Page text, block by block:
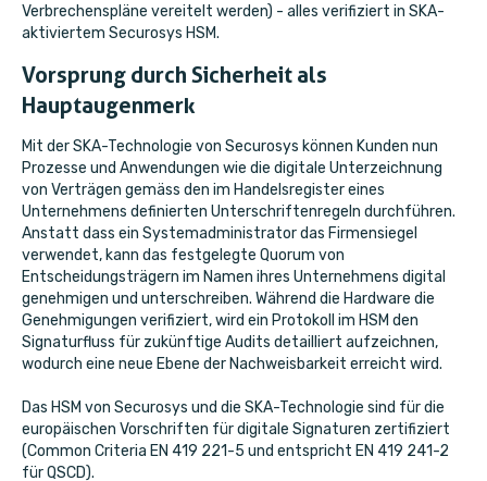
Verbrechenspläne vereitelt werden) - alles verifiziert in SKA-
aktiviertem Securosys HSM.
Vorsprung durch Sicherheit als
Hauptaugenmerk
Mit der SKA-Technologie von Securosys können Kunden nun
Prozesse und Anwendungen wie die digitale Unterzeichnung
von Verträgen gemäss den im Handelsregister eines
Unternehmens definierten Unterschriftenregeln durchführen.
Anstatt dass ein Systemadministrator das Firmensiegel
verwendet, kann das festgelegte Quorum von
Entscheidungsträgern im Namen ihres Unternehmens digital
genehmigen und unterschreiben. Während die Hardware die
Genehmigungen verifiziert, wird ein Protokoll im HSM den
Signaturfluss für zukünftige Audits detailliert aufzeichnen,
wodurch eine neue Ebene der Nachweisbarkeit erreicht wird.
Das HSM von Securosys und die SKA-Technologie sind für die
europäischen Vorschriften für digitale Signaturen zertifiziert
(Common Criteria EN 419 221-5 und entspricht EN 419 241-2
für QSCD).